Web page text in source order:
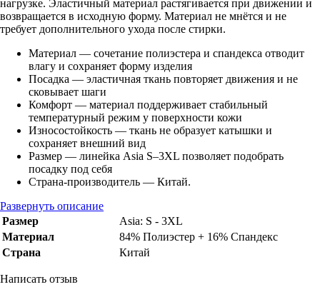
нагрузке. Эластичный материал растягивается при движении и
возвращается в исходную форму. Материал не мнётся и не
требует дополнительного ухода после стирки.
Материал — сочетание полиэстера и спандекса отводит
влагу и сохраняет форму изделия
Посадка — эластичная ткань повторяет движения и не
сковывает шаги
Комфорт — материал поддерживает стабильный
температурный режим у поверхности кожи
Износостойкость — ткань не образует катышки и
сохраняет внешний вид
Размер — линейка Asia S–3XL позволяет подобрать
посадку под себя
Страна-производитель — Китай.
Развернуть описание
Размер
Asia: S - 3XL
Материал
84% Полиэстер + 16% Спандекс
Страна
Китай
Написать отзыв